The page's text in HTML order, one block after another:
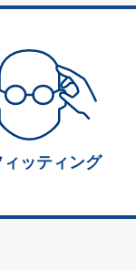
ィッティング